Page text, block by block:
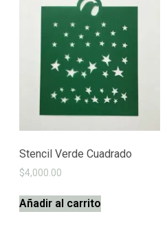
Stencil Verde Cuadrado
$4,000.00
Añadir al carrito